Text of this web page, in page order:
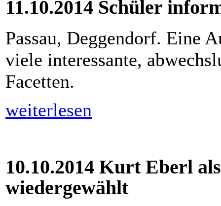
11.10.2014 Schüler
Passau, Deggendorf. Eine
viele interessante,
Facetten.
weiterlesen
10.10.2014 Kurt Eberl
wiedergewählt